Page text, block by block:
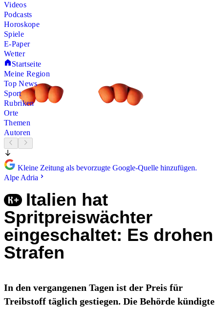
Videos
Podcasts
Horoskope
Spiele
E-Paper
Wetter
Startseite
Meine Region
Top News
Sport
Rubriken
Orte
Themen
Autoren
Kleine Zeitung als bevorzugte Google-Quelle hinzufügen.
Alpe Adria
Italien hat
Spritpreiswächter
eingeschaltet: Es drohen
Strafen
In den vergangenen Tagen ist der Preis für
Treibstoff täglich gestiegen. Die Behörde kündigte